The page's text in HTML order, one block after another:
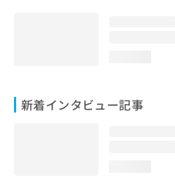
新着インタビュー記事